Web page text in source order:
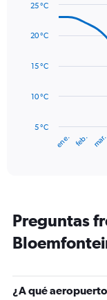
axis
displaying
values.
with
data
The
has
14
categories.
The
has
1
ene. feb. mar.
5 °C
10 °C
15 °C
20 °C
25 °C
Preguntas
¿A qué